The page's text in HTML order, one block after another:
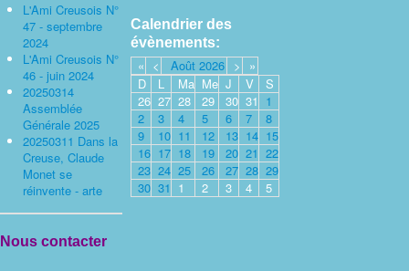
L'Ami Creusois N°
47 - septembre
2024
L'Ami Creusois N°
46 - juin 2024
20250314
Assemblée
Générale 2025
20250311 Dans la
Creuse, Claude
Monet se
réinvente - arte
Nous contacter
Calendrier des
évènements:
« < Août 2026 >
»
D
L Ma Me J V
S
26 27 28 29 30 31 1
2
3 4 5 6 7
8
9
10 11 12 13 14 15
16 17 18 19 20 21 22
23 24 25 26 27 28 29
30 31 1 2 3 4 5